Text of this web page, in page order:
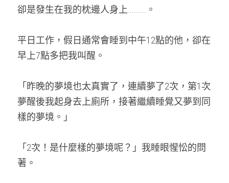
卻是發生在我的枕邊人身上.........。
平日工作，假日通常會睡到中午12點的他，卻在
早上7點多把我叫醒。
「昨晚的夢境也太真實了，連續夢了2次，第1次
夢醒後我起身去上廁所，接著繼續睡覺又夢到同
樣的夢境。」
「2次！是什麼樣的夢境呢？」我睡眼惺忪的問
著。